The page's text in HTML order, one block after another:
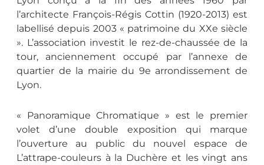
l’architecte François-Régis Cottin (1920-2013) est
labellisé depuis 2003 « patrimoine du XXe siècle
». L’association investit le rez-de-chaussée de la
tour, anciennement occupé par l’annexe de
quartier de la mairie du 9e arrondissement de
Lyon.
« Panoramique Chromatique » est le premier
volet d’une double exposition qui marque
l’ouverture au public du nouvel espace de
L’attrape-couleurs à la Duchère et les vingt ans